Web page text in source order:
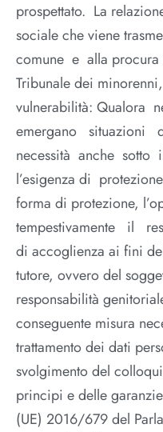
prospettato. La
sociale che viene
comune e alla procura
Tribunale dei
vulnerabilità: Qualora
emergano situazioni
necessità anche sotto
l’esigenza di
forma di protezione,
tempestivamente il
di accoglienza ai fini
tutore, ovvero del
responsabilità
conseguente misura
trattamento dei dati
svolgimento del
principi e delle
(UE) 2016/679 del